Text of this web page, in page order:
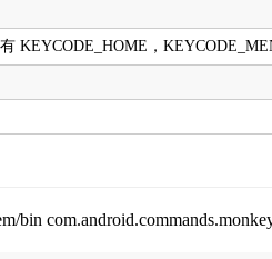
KEYCODE_HOME，
bin